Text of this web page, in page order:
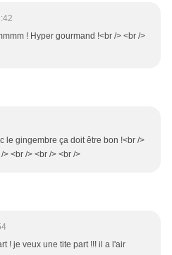
! Hyper gourmand !<br /> <br />
le gingembre ça doit être bon !<br />
<br /> <br /> <br />
! je veux une tite part !!! il a l'air